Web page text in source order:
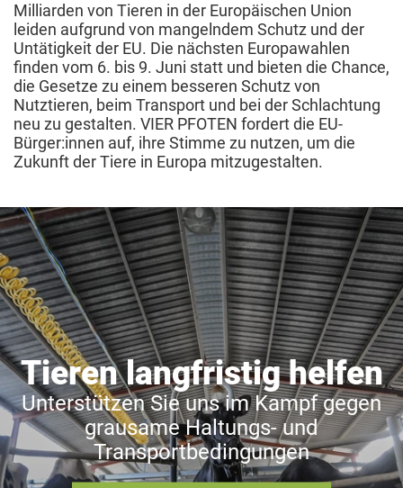
Milliarden von Tieren in der Europäischen Union
leiden aufgrund von mangelndem Schutz und der
Untätigkeit der EU. Die nächsten Europawahlen
finden vom 6. bis 9. Juni statt und bieten die Chance,
die Gesetze zu einem besseren Schutz von
Nutztieren, beim Transport und bei der Schlachtung
neu zu gestalten. VIER PFOTEN fordert die EU-
Bürger:innen auf, ihre Stimme zu nutzen, um die
Zukunft der Tiere in Europa mitzugestalten.
Tieren langfristig helfen
Unterstützen Sie uns im Kampf gegen
grausame Haltungs- und
Transportbedingungen